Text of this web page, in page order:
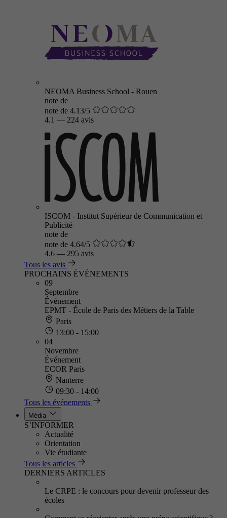
NEOMA Business School - Rouen
note de
note de 4.13/5
4.1 — 224 avis
ISCOM - Institut Supérieur de Communication et
Publicité
note de
note de 4.64/5
4.6 — 295 avis
Tous les avis
PROCHAINS ÉVÈNEMENTS
09
Septembre
Événement
EPMT - École de Paris des Métiers de la Table
Paris
13:00 - 15:00
04
Novembre
Événement
ECOR Paris
Nanterre
09:30 - 14:00
Tous les événements
Média
S’INFORMER
Actualité
Orientation
Vie étudiante
Tous les articles
DERNIERS ARTICLES
Le CRPE : le concours pour devenir professeur des
écoles